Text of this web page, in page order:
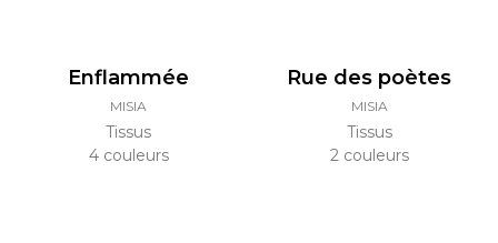
Enflammée
MISIA
Tissus
4 couleurs
Rue des poètes
MISIA
Tissus
2 couleurs